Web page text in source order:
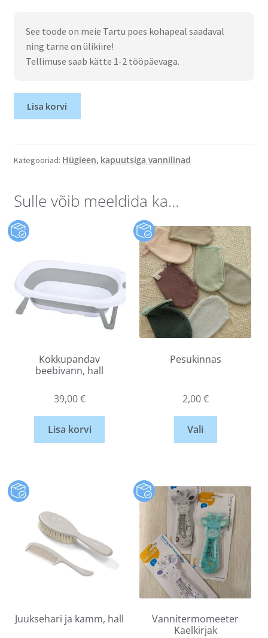
See toode on meie Tartu poes kohapeal saadaval
ning tarne on ülikiire!
Tellimuse saab kätte 1-2 tööpäevaga.
Lisa korvi
Kategooriad: Hügieen, kapuutsiga vannilinad
Sulle võib meeldida ka…
Kokkupandav
beebivann, hall
39,00€
Lisa korvi
Pesukinnas
2,00€
Vali
Juuksehari ja kamm, hall
Vannitermomeeter
Kaelkirjak